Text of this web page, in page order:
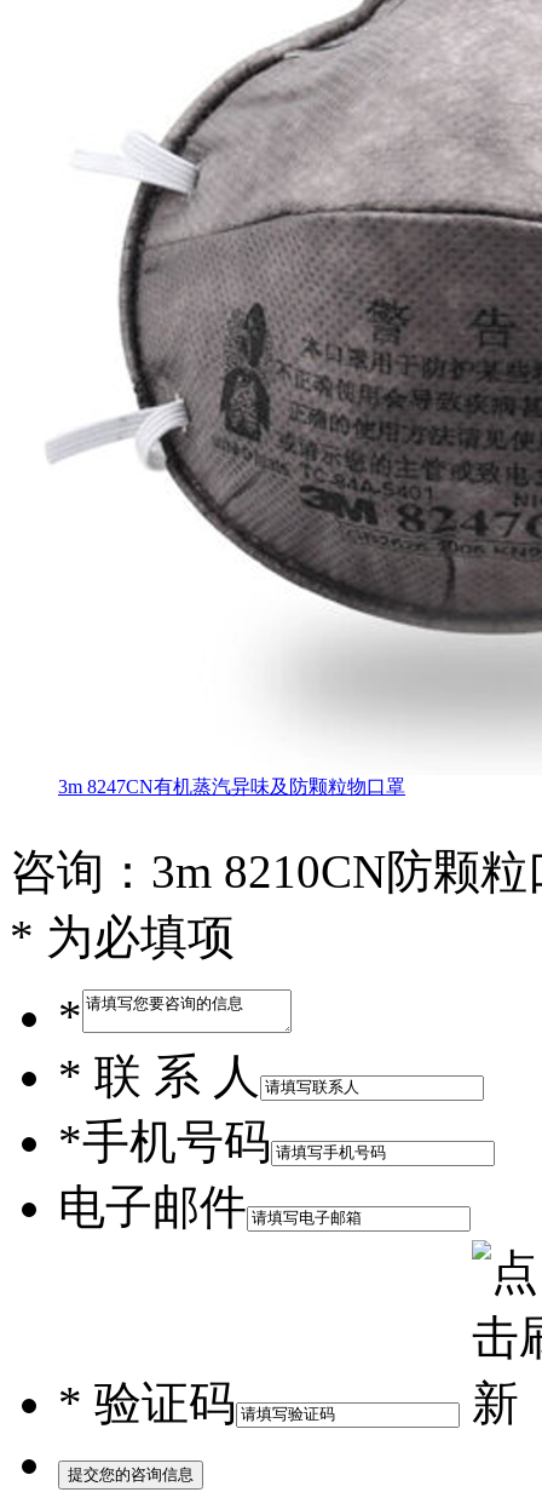
3m 8247CN有机蒸汽异味及防颗粒物口罩
咨询：3m 8210CN防颗
* 为必填项
*
* 联 系 人
*手机号码
电子邮件
* 验证码